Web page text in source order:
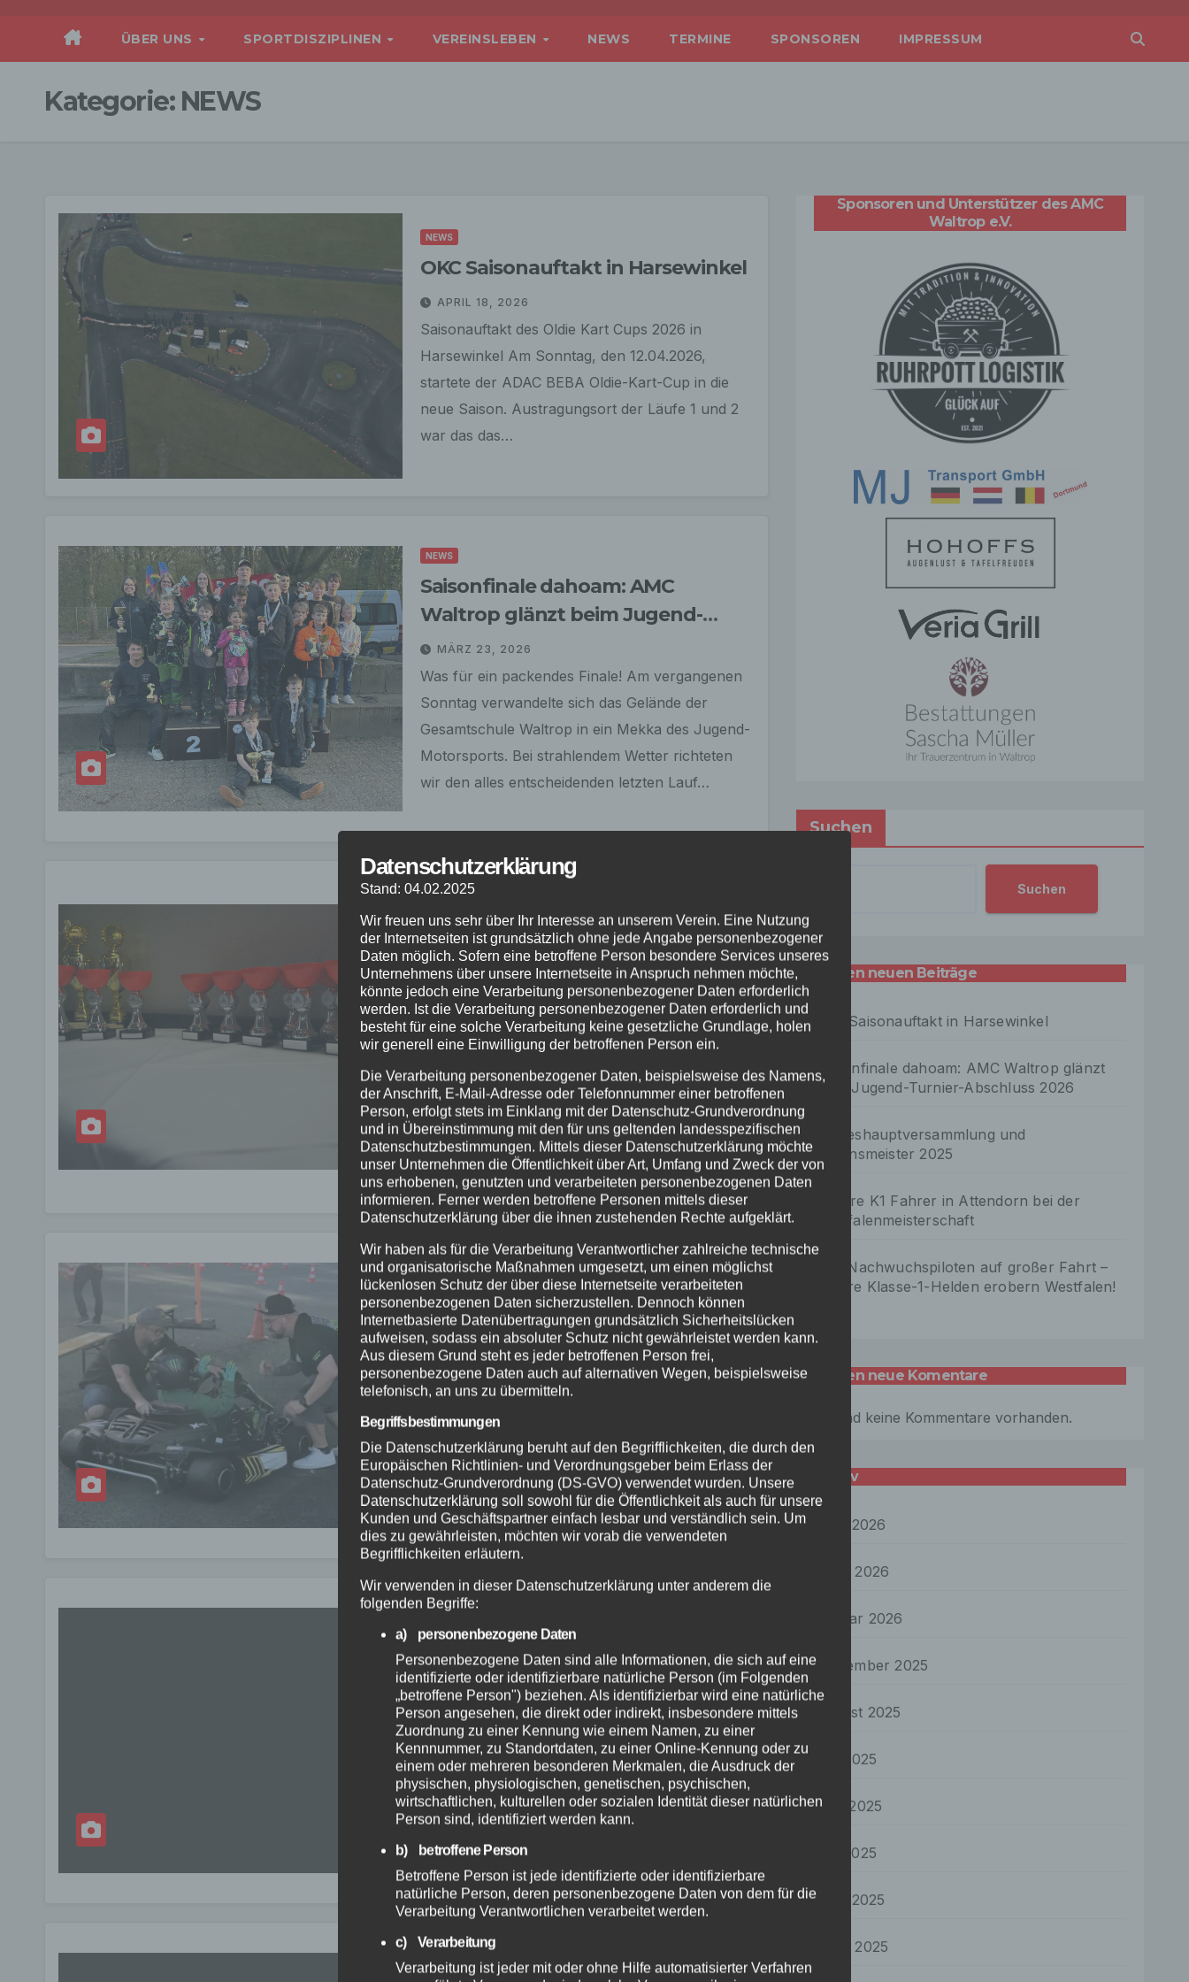
ÜBER UNS SPORTDISZIPLINEN VEREINSLEBEN NEWS TERMINE SPONSOREN IMPRESSUM
Kategorie: NEWS
NEWS
OKC Saisonauftakt in Harsewinkel
APRIL 18, 2026
Saisonauftakt des Oldie Kart Cups 2026 in
Harsewinkel Am Sonntag, den 12.04.2026,
startete der ADAC BEBA Oldie-Kart-Cup in die
neue Saison. Austragungsort der Läufe 1 und 2
war das das…
NEWS
Saisonfinale dahoam: AMC
Waltrop glänzt beim Jugend-
Turnier-Abschluss 2026
MÄRZ 23, 2026
Was für ein packendes Finale! Am vergangenen
Sonntag verwandelte sich das Gelände der
Gesamtschule Waltrop in ein Mekka des Jugend-
Motorsports. Bei strahlendem Wetter richteten
wir den alles entscheidenden letzten Lauf…
Jahreshauptversammlung und
Vereinsmeister 2025
JANUAR 28, 2026
Jahreshauptversammlung 2026 des AMC
Waltrop im Bürgerkrug Lünen Am Samstag, den
24. Januar 2026, fand in der Gaststätte
Bürgerkrug in Lünen die diesjährige
Jahreshauptversammlung des AMC Waltrop
statt. Wie gewohnt…
NEWS
Unsere K1 Fahrer in Attendorn bei
der Westfalenmeisterschaft
SEPTEMBER 22, 2025
Diesmal wartete der MSC Lennetal-
Bamenohl/Attendorn e.V. auf unsere
Renntruppe. Doch das Wetter meinte es nicht so
freundlich – Regen und Wind machten die
Strecke rutschig. Aber echte Racer lassen sich…
Drei Nachwuchspiloten auf großer
Fahrt – unsere Klasse-1-Helden
erobern Westfalen!
SEPTEMBER 8, 2025
Wenn kleine Helden ganz groß rauskommen,
dann sind das garantiert Louis, Lias und
Johna!Unsere drei Nachwuchsfahrer haben sich
mutig der Herausforderung gestellt und für die
Westfalenmeisterschaft Endläufe – und das…
NEWS
Sponsoren und Unterstützer des AMC
Waltrop e.V.
Suchen
Suchen
letzten neuen Beiträge
OKC Saisonauftakt in Harsewinkel
Saisonfinale dahoam: AMC Waltrop glänzt
beim Jugend-Turnier-Abschluss 2026
Jahreshauptversammlung und
Vereinsmeister 2025
Unsere K1 Fahrer in Attendorn bei der
Westfalenmeisterschaft
Drei Nachwuchspiloten auf großer Fahrt –
unsere Klasse-1-Helden erobern Westfalen!
letzten neue Komentare
Es sind keine Kommentare vorhanden.
Archiv
April 2026
März 2026
Januar 2026
September 2025
August 2025
Juli 2025
Juni 2025
Mai 2025
April 2025
März 2025
Datenschutzerklärung
Stand: 04.02.2025
Wir freuen uns sehr über Ihr Interesse an unserem Verein. Eine Nutzung
der Internetseiten ist grundsätzlich ohne jede Angabe personenbezogener
Daten möglich. Sofern eine betroffene Person besondere Services unseres
Unternehmens über unsere Internetseite in Anspruch nehmen möchte,
könnte jedoch eine Verarbeitung personenbezogener Daten erforderlich
werden. Ist die Verarbeitung personenbezogener Daten erforderlich und
besteht für eine solche Verarbeitung keine gesetzliche Grundlage, holen
wir generell eine Einwilligung der betroffenen Person ein.
Die Verarbeitung personenbezogener Daten, beispielsweise des Namens,
der Anschrift, E-Mail-Adresse oder Telefonnummer einer betroffenen
Person, erfolgt stets im Einklang mit der Datenschutz-Grundverordnung
und in Übereinstimmung mit den für uns geltenden landesspezifischen
Datenschutzbestimmungen. Mittels dieser Datenschutzerklärung möchte
unser Unternehmen die Öffentlichkeit über Art, Umfang und Zweck der von
uns erhobenen, genutzten und verarbeiteten personenbezogenen Daten
informieren. Ferner werden betroffene Personen mittels dieser
Datenschutzerklärung über die ihnen zustehenden Rechte aufgeklärt.
Wir haben als für die Verarbeitung Verantwortlicher zahlreiche technische
und organisatorische Maßnahmen umgesetzt, um einen möglichst
lückenlosen Schutz der über diese Internetseite verarbeiteten
personenbezogenen Daten sicherzustellen. Dennoch können
Internetbasierte Datenübertragungen grundsätzlich Sicherheitslücken
aufweisen, sodass ein absoluter Schutz nicht gewährleistet werden kann.
Aus diesem Grund steht es jeder betroffenen Person frei,
personenbezogene Daten auch auf alternativen Wegen, beispielsweise
telefonisch, an uns zu übermitteln.
Begriffsbestimmungen
Die Datenschutzerklärung beruht auf den Begrifflichkeiten, die durch den
Europäischen Richtlinien- und Verordnungsgeber beim Erlass der
Datenschutz-Grundverordnung (DS-GVO) verwendet wurden. Unsere
Datenschutzerklärung soll sowohl für die Öffentlichkeit als auch für unsere
Kunden und Geschäftspartner einfach lesbar und verständlich sein. Um
dies zu gewährleisten, möchten wir vorab die verwendeten
Begrifflichkeiten erläutern.
Wir verwenden in dieser Datenschutzerklärung unter anderem die
folgenden Begriffe:
a) personenbezogene Daten
Personenbezogene Daten sind alle Informationen, die sich auf eine
identifizierte oder identifizierbare natürliche Person (im Folgenden
„betroffene Person") beziehen. Als identifizierbar wird eine natürliche
Person angesehen, die direkt oder indirekt, insbesondere mittels
Zuordnung zu einer Kennung wie einem Namen, zu einer
Kennnummer, zu Standortdaten, zu einer Online-Kennung oder zu
einem oder mehreren besonderen Merkmalen, die Ausdruck der
physischen, physiologischen, genetischen, psychischen,
wirtschaftlichen, kulturellen oder sozialen Identität dieser natürlichen
Person sind, identifiziert werden kann.
b) betroffene Person
Betroffene Person ist jede identifizierte oder identifizierbare
natürliche Person, deren personenbezogene Daten von dem für die
Verarbeitung Verantwortlichen verarbeitet werden.
c) Verarbeitung
Verarbeitung ist jeder mit oder ohne Hilfe automatisierter Verfahren